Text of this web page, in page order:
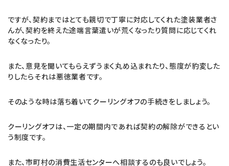
ですが、契約まではとても親切で丁寧に対応してくれた塗装業者さ
んが、契約を終えた途端言葉遣いが荒くなったり質問に応じてくれ
なくなったり。
また、意見を聞いてもらえずうまく丸め込まれたり、態度が豹変した
りしたらそれは悪徳業者です。
そのような時は落ち着いてクーリングオフの手続きをしましょう。
クーリングオフは、一定の期間内であれば契約の解除ができるとい
う制度です。
また、市町村の消費生活センターへ相談するのも良いでしょう。